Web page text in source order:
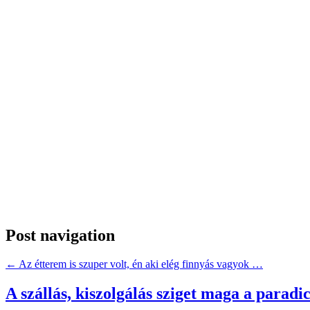
Post navigation
← Az étterem is szuper volt, én aki elég finnyás vagyok …
A szállás, kiszolgálás sziget maga a